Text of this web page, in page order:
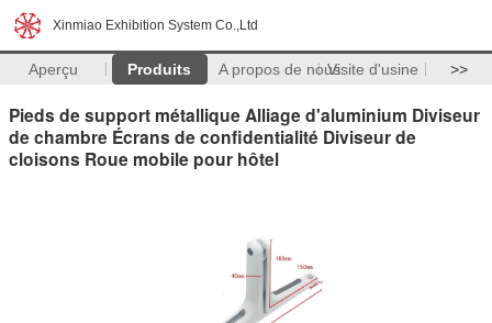
Xinmiao Exhibition System Co.,Ltd
Aperçu Produits A propos de nousVisite d'usine >>
Pieds de support métallique Alliage d'aluminium Diviseur
de chambre Écrans de confidentialité Diviseur de
cloisons Roue mobile pour hôtel